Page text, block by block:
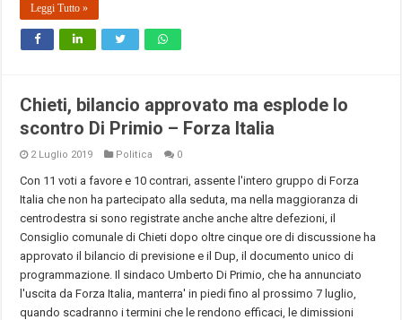
Leggi Tutto »
Chieti, bilancio approvato ma esplode lo
scontro Di Primio – Forza Italia
2 Luglio 2019 Politica 0
Con 11 voti a favore e 10 contrari, assente l'intero gruppo di Forza
Italia che non ha partecipato alla seduta, ma nella maggioranza di
centrodestra si sono registrate anche anche altre defezioni, il
Consiglio comunale di Chieti dopo oltre cinque ore di discussione ha
approvato il bilancio di previsione e il Dup, il documento unico di
programmazione. Il sindaco Umberto Di Primio, che ha annunciato
l'uscita da Forza Italia, manterra' in piedi fino al prossimo 7 luglio,
quando scadranno i termini che le rendono efficaci, le dimissioni